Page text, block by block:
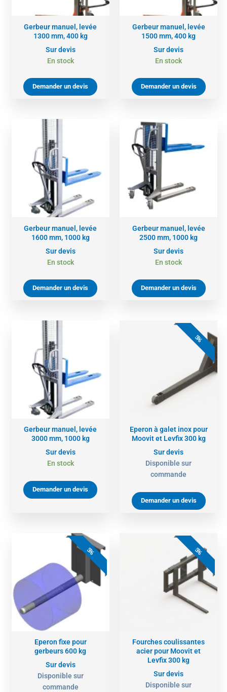
Gerbeur manuel, levée
1300 mm, 400 kg
Sur devis
En stock
Demander un devis
Gerbeur manuel, levée
1500 mm, 400 kg
Sur devis
En stock
Demander un devis
Gerbeur manuel, levée
1600 mm, 1000 kg
Sur devis
En stock
Demander un devis
Gerbeur manuel, levée
2500 mm, 1000 kg
Sur devis
En stock
Demander un devis
Gerbeur manuel, levée
3000 mm, 1000 kg
Sur devis
En stock
Demander un devis
5%
Eperon à galet inox pour
Moovit et Levfix 300 kg
Sur devis
Disponible sur
commande
Demander un devis
5%
Eperon fixe pour
gerbeurs 600 kg
Sur devis
Disponible sur
commande
5%
Fourches coulissantes
acier pour Moovit et
Levfix 300 kg
Sur devis
Disponible sur